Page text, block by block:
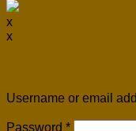
x
x
Username or email
Password *